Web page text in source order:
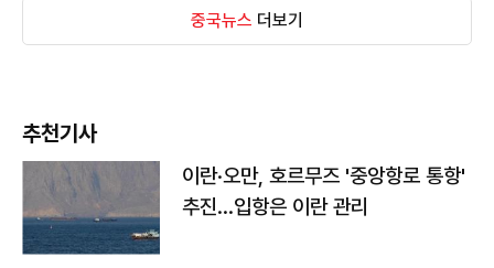
중국뉴스 더보기
추천기사
이란·오만, 호르무즈 '중앙항로 통항'
추진…입항은 이란 관리